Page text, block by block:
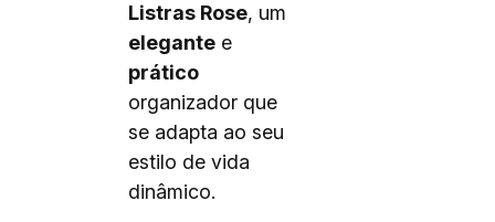
Listras Rose, um
elegante e
prático
organizador que
se adapta ao seu
estilo de vida
dinâmico.